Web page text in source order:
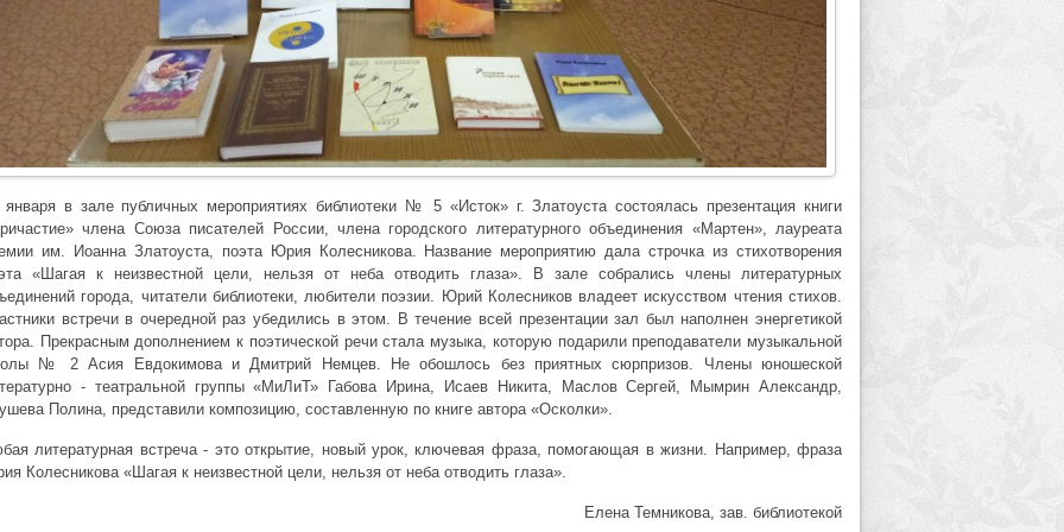
января в зале публичных мероприятиях библиотеки № 5 «Исток» г. Златоуста состоялась презентация книги
члена Союза писателей России, члена городского литературного объединения «Мартен», лауреата
им. Иоанна Златоуста, поэта Юрия Колесникова. Название мероприятию дала строчка из стихотворения
«Шагая к неизвестной цели, нельзя от неба отводить глаза». В зале собрались члены литературных
города, читатели библиотеки, любители поэзии. Юрий Колесников владеет искусством чтения стихов.
встречи в очередной раз убедились в этом. В течение всей презентации зал был наполнен энергетикой
Прекрасным дополнением к поэтической речи стала музыка, которую подарили преподаватели музыкальной
№ 2 Асия Евдокимова и Дмитрий Немцев. Не обошлось без приятных сюрпризов. Члены юношеской
- театральной группы «МиЛиТ» Габова Ирина, Исаев Никита, Маслов Сергей, Мымрин Александр,
Полина, представили композицию, составленную по книге автора «Осколки».
литературная встреча - это открытие, новый урок, ключевая фраза, помогающая в жизни. Например, фраза
Колесникова «Шагая к неизвестной цели, нельзя от неба отводить глаза».
Елена Темникова, зав. библиотекой